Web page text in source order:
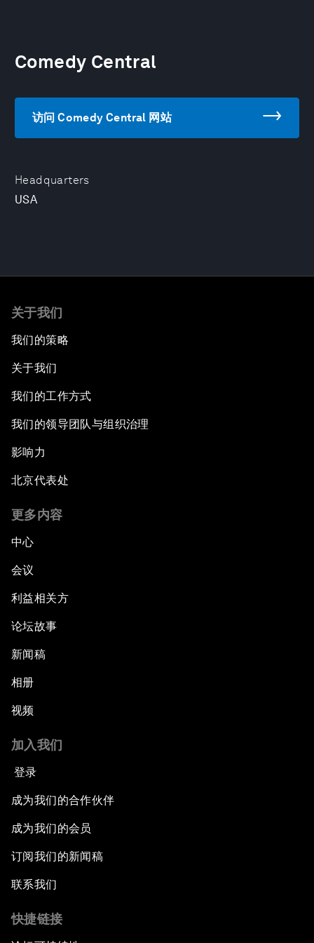
Headquarters
USA
Comedy Central
访问 Comedy Central 网站
关于我们
我们的策略
关于我们
我们的工作方式
我们的领导团队与组织治理
影响力
北京代表处
更多内容
中心
会议
利益相关方
论坛故事
新闻稿
相册
视频
加入我们
登录
成为我们的合作伙伴
成为我们的会员
订阅我们的新闻稿
联系我们
快捷链接